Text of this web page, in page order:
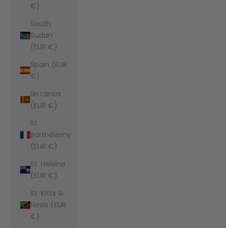
€)
South
Sudan
(EUR €)
Spain (EUR
€)
Sri Lanka
(EUR €)
St.
Barthélemy
(EUR €)
St. Helena
(EUR €)
St. Kitts &
Nevis (EUR
€)